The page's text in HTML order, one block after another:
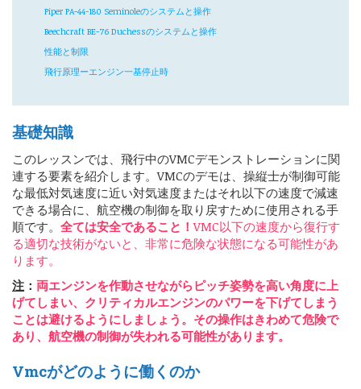
Piper PA-44-180 Seminoleのシステムと操作
Beechcraft BE-76 Duchessのシステムと操作
性能と制限
飛行原理ーエンジン一基停止時
基礎知識
このレッスンでは、飛行中のVMCデモンストレーションに関
連する要素を紹介します。VMCのデモは、操縦士が制御可能
な最低対気速度に近い対気速度またはそれ以下の速度で減速
できる場合に、航空機の制御を取り戻すために使用される手
順です。 全ては安全であること！VMC以下の速度から復行す
る適切な技術がないと、非常に危険な状態になる可能性があ
ります。
注 ： 両エンジンを作動させながらピッチ姿勢を高い角度に上
げてしまい、クリティカルエンジンのパワーを下げてしまう
ことは避けるようにしましょう。その操作はきわめて危険で
あり、航空機の制御が失われる可能性があります。
Vmcがどのように働くのか